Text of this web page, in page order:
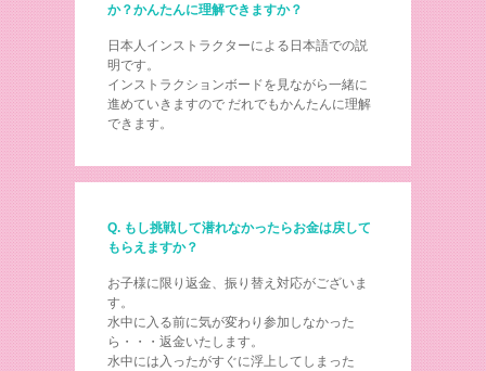
か？かんたんに理解できますか？
日本人インストラクターによる日本語での説
明です。
インストラクションボードを見ながら一緒に
進めていきますので だれでもかんたんに理解
できます。
Q. もし挑戦して潜れなかったらお金は戻して
もらえますか？
お子様に限り返金、振り替え対応がございま
す。
水中に入る前に気が変わり参加しなかった
ら・・・返金いたします。
水中には入ったがすぐに浮上してしまった